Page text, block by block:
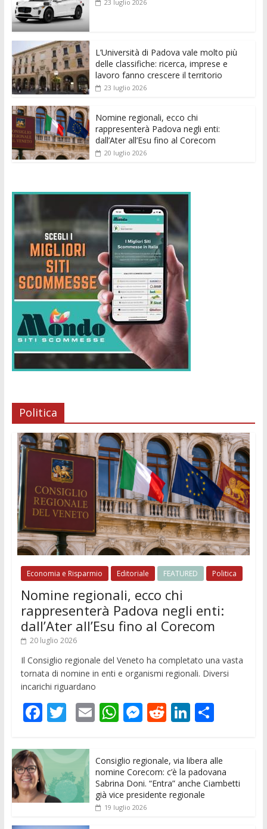
o
o
k p er
23 luglio 2026
L’Università di Padova vale molto più
delle classifiche: ricerca, imprese e
lavoro fanno crescere il territorio
23 luglio 2026
Nomine regionali, ecco chi
rappresenterà Padova negli enti:
dall’Ater all’Esu fino al Corecom
20 luglio 2026
Politica
Economia e Risparmio Editoriale FEATURED Politica
Nomine regionali, ecco chi
rappresenterà Padova negli enti:
dall’Ater all’Esu fino al Corecom
20 luglio 2026
Il Consiglio regionale del Veneto ha completato una vasta
tornata di nomine in enti e organismi regionali. Diversi
incarichi riguardano
F
e
b
o
o
T
itt
er
E
l
W
at
s
A
p
M
e
n
g
R
di
t
Li
k
e
dI
C
n
di
vi
Consiglio regionale, via libera alle
nomine Corecom: c’è la padovana
Sabrina Doni. “Entra” anche Ciambetti
già vice presidente regionale
19 luglio 2026